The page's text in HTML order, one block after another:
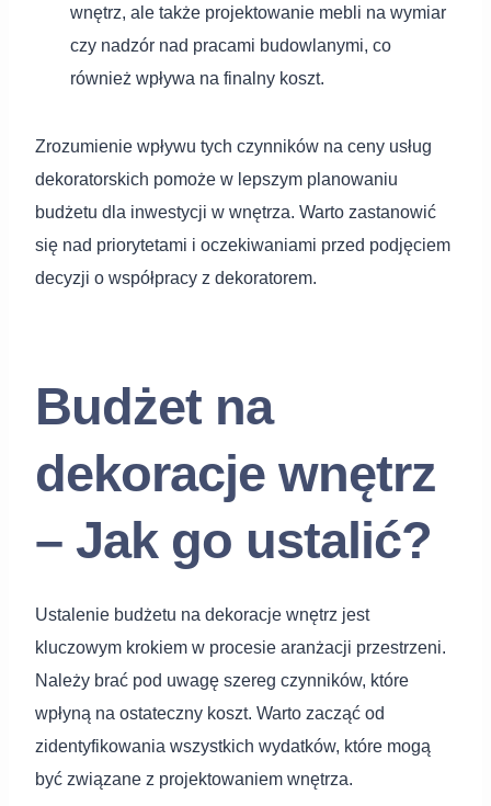
wnętrz, ale także projektowanie mebli na wymiar
czy nadzór nad pracami budowlanymi, co
również wpływa na finalny koszt.
Zrozumienie wpływu tych czynników na ceny usług
dekoratorskich pomoże w lepszym planowaniu
budżetu dla inwestycji w wnętrza. Warto zastanowić
się nad priorytetami i oczekiwaniami przed podjęciem
decyzji o współpracy z dekoratorem.
Budżet na
dekoracje wnętrz
– Jak go ustalić?
Ustalenie budżetu na dekoracje wnętrz jest
kluczowym krokiem w procesie aranżacji przestrzeni.
Należy brać pod uwagę szereg czynników, które
wpłyną na ostateczny koszt. Warto zacząć od
zidentyfikowania wszystkich wydatków, które mogą
być związane z projektowaniem wnętrza.